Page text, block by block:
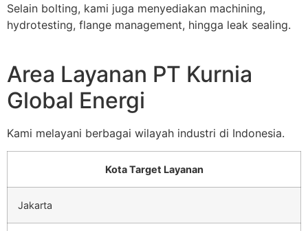
Selain bolting, kami juga menyediakan machining,
hydrotesting, flange management, hingga leak sealing.
Area Layanan PT Kurnia
Global Energi
Kami melayani berbagai wilayah industri di Indonesia.
Kota Target Layanan
Jakarta